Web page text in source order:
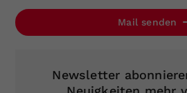
Mail senden
Newsletter